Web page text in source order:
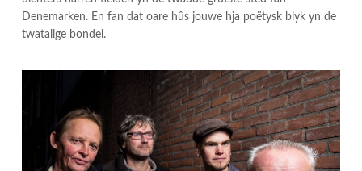
Denemarken. En fan dat oare hûs jouwe hja poëtysk blyk yn de
twatalige bondel.